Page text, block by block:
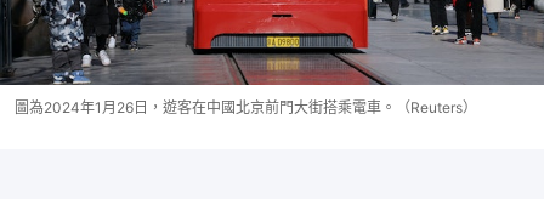
圖為2024年1月26日，遊客在中國北京前門大街搭乘電車。（Reuters）